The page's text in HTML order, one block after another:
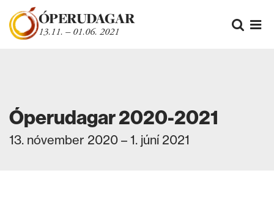
Fara beint í efni
ÓPERUDAGAR
13.11. – 01.06. 2021
Leita
Óperudagar 2020-2021
13. nóvember 2020 – 1. júní 2021